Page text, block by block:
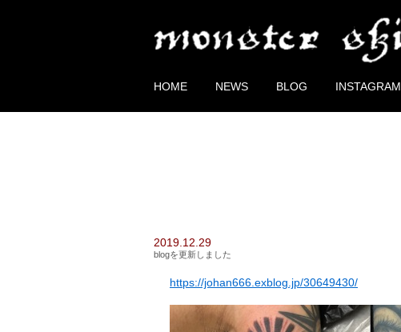
HOME NEWS BLOG INSTAGRAM
2019.12.29
blogを更新しました
https://johan666.exblog.jp/30649430/